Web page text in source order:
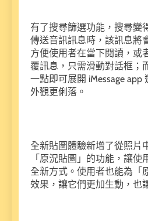
有了搜尋篩選功能，搜尋變
傳送音訊訊息時，該訊息將
方便使用者在當下閱讀，或
覆訊息，只需滑動對話框；
一點即可展開 iMessage app
外觀更俐落。
全新貼圖體驗新增了從照片
「原況貼圖」的功能，讓使
全新方式。使用者也能為「
效果，讓它們更加生動，也